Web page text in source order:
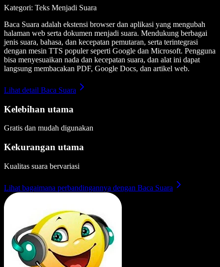
Kategori: Teks Menjadi Suara
Baca Suara adalah ekstensi browser dan aplikasi yang mengubah
halaman web serta dokumen menjadi suara. Mendukung berbagai
jenis suara, bahasa, dan kecepatan pemutaran, serta terintegrasi
dengan mesin TTS populer seperti Google dan Microsoft. Pengguna
bisa menyesuaikan nada dan kecepatan suara, dan alat ini dapat
langsung membacakan PDF, Google Docs, dan artikel web.
Lihat detail Baca Suara
Kelebihan utama
Gratis dan mudah digunakan
Kekurangan utama
Kualitas suara bervariasi
Lihat bagaimana perbandingannya dengan Baca Suara